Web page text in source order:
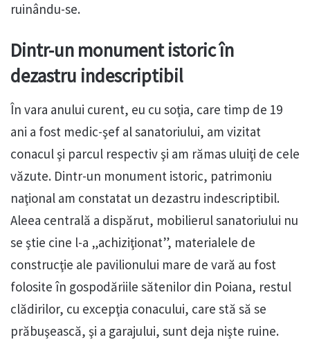
ruinându-se.
Dintr-un monument istoric în
dezastru indescriptibil
În vara anului curent, eu cu soţia, care timp de 19
ani a fost medic-şef al sanatoriului, am vizitat
conacul şi parcul respectiv şi am rămas uluiţi de cele
văzute. Dintr-un monument istoric, patrimoniu
naţional am constatat un dezastru indescriptibil.
Aleea centrală a dispărut, mobilierul sanatoriului nu
se ştie cine l-a „achiziţionat”, materialele de
construcţie ale pavilionului mare de vară au fost
folosite în gospodăriile sătenilor din Poiana, restul
clădirilor, cu excepţia conacului, care stă să se
prăbuşească, şi a garajului, sunt deja nişte ruine.